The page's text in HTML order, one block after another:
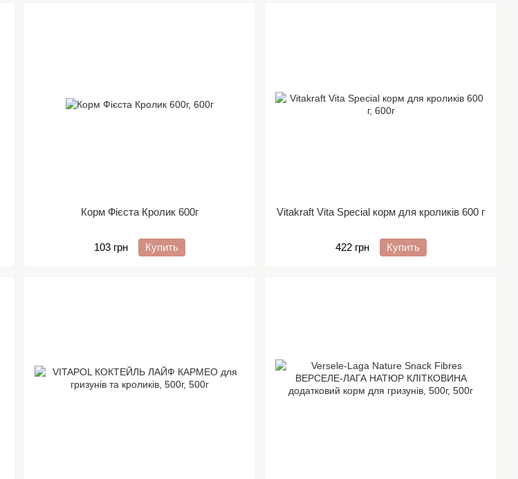
Корм Фієста Кролик 600г
103 грн Купить
Vitakraft Vita Special корм для кроликів 600 г
422 грн Купить